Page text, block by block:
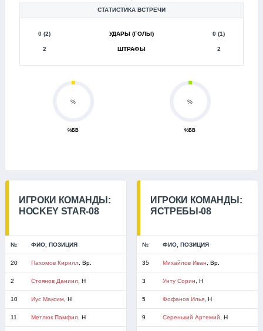
СТАТИСТИКА ВСТРЕЧИ
0 (2) УДАРЫ (ГОЛЫ) 0 (1)
2 ШТРАФЫ 2
%
%БВ
%
%БВ
ИГРОКИ КОМАНДЫ:
HOCKEY STAR-08
№ ФИО, ПОЗИЦИЯ
20 Пахомов Кирилл, Вр.
2 Стоянов Даниил, Н
10 Иус Максим, Н
11 Метлюк Памфил, Н
ИГРОКИ КОМАНДЫ:
ЯСТРЕБЫ-08
№ ФИО, ПОЗИЦИЯ
35 Михайлов Иван , Вр.
3 Унту Сорин , Н
5 Фофанов Илья, Н
9 Серенький Артемий , Н